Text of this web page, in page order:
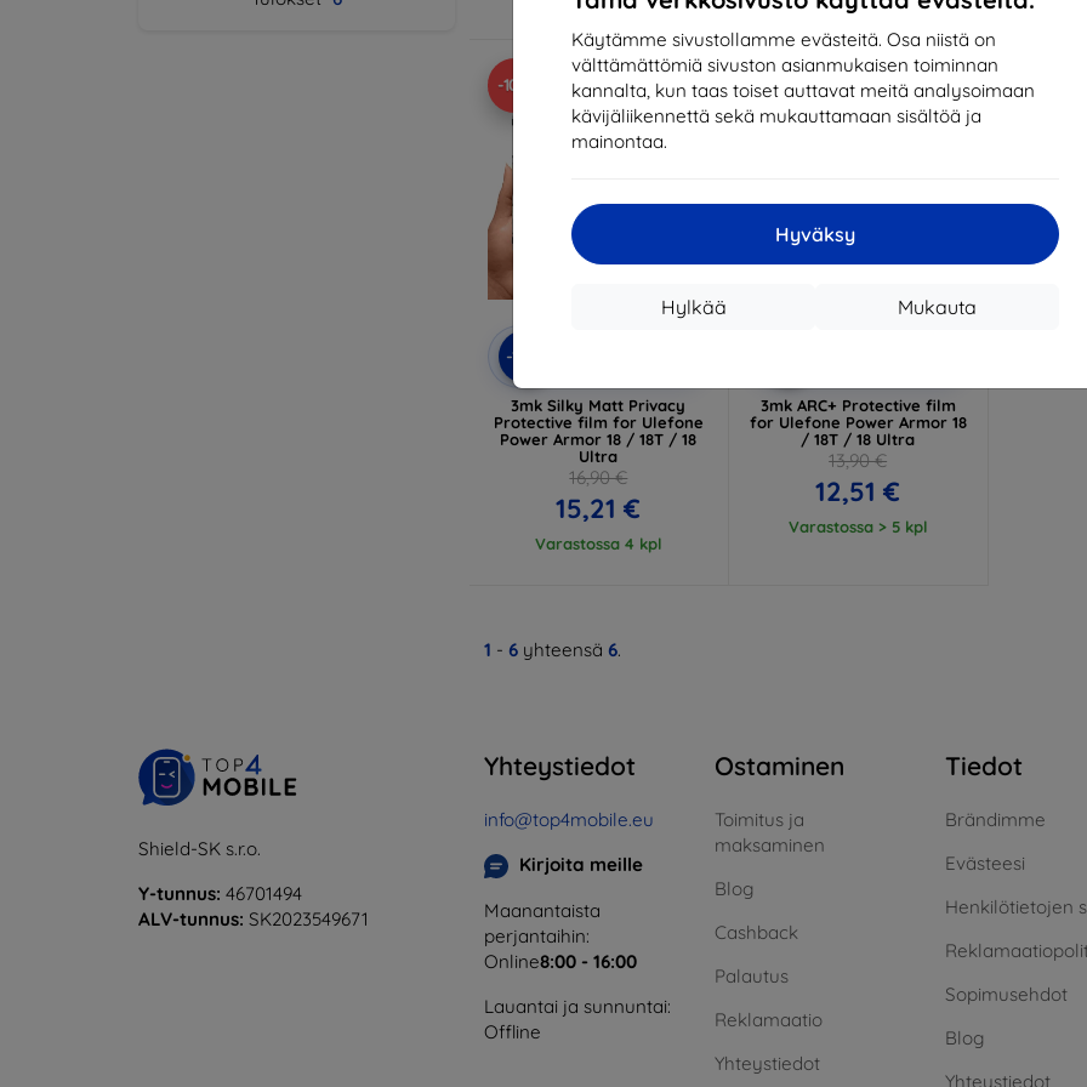
Käytämme sivustollamme evästeitä. Osa niistä on
välttämättömiä sivuston asianmukaisen toiminnan
kannalta, kun taas toiset auttavat meitä analysoimaan
kävijäliikennettä sekä mukauttamaan sisältöä ja
mainontaa.
Hyväksy
Mukauta
Hylkää
Varastossa > 5 kpl Varastossa > 5 kpl
-10%
-10%
3mk Silky Matt Privacy
Protective film for Ulefone
Power Armor 18 / 18T / 18
Ultra
16,90 €
15,21 €
Varastossa 4 kpl
-10%
3mk ARC+ Protective film
for Ulefone Power Armor 18
/ 18T / 18 Ultra
13,90 €
12,51 €
Varastossa > 5 kpl
1 - 6 yhteensä 6.
Shield-SK s.r.o.
Y-tunnus: 46701494
ALV-tunnus: SK2023549671
Yhteystiedot
info@top4mobile.eu
Kirjoita meille
Maanantaista
perjantaihin:
Online8:00 - 16:00
Lauantai ja sunnuntai:
Offline
Ostaminen
Toimitus ja
maksaminen
Blog
Cashback
Palautus
Reklamaatio
Yhteystiedot
Tiedot
Brändimme
Evästeesi
Henkilötietojen
Sopimusehdot
Blog
Yhteystiedot